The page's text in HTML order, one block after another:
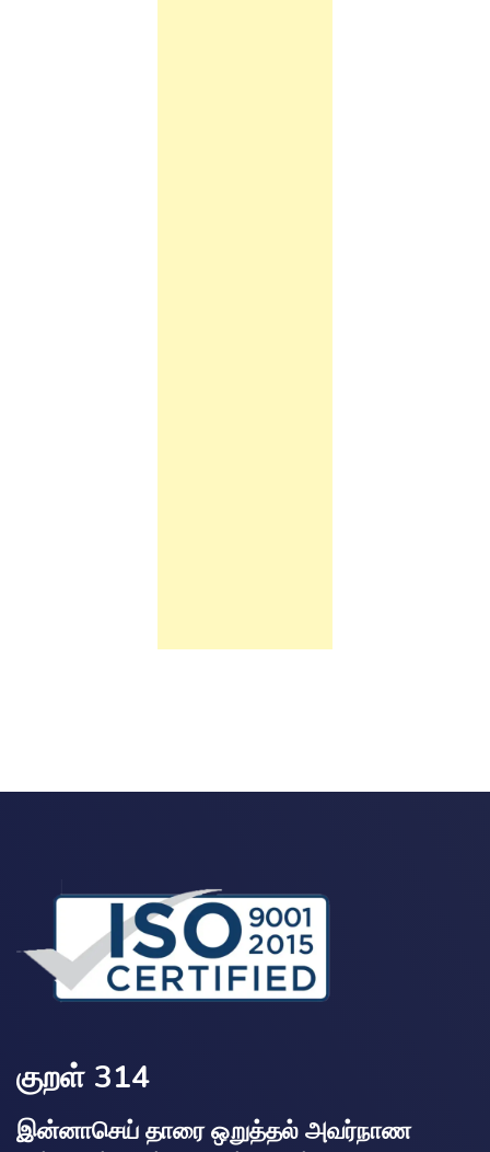
குறள் 314
இன்னாசெய் தாரை ஒறுத்தல் அவர்நாண